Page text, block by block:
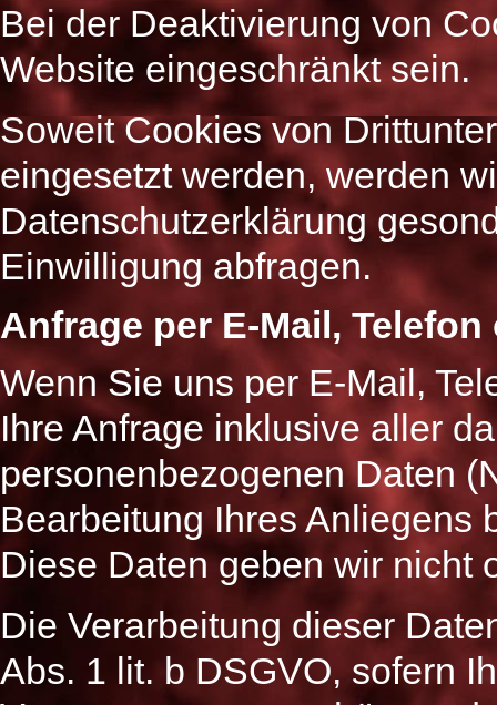
Bei der Deaktivierung von
Website eingeschränkt sein.
Soweit Cookies von
eingesetzt werden, werden
Datenschutzerklärung
Einwilligung abfragen.
Anfrage per E-Mail, Telefon
Wenn Sie uns per E-Mail,
Ihre Anfrage inklusive aller
personenbezogenen Daten
Bearbeitung Ihres Anliegens
Diese Daten geben wir nicht
Die Verarbeitung dieser
Abs. 1 lit. b DSGVO, sofern